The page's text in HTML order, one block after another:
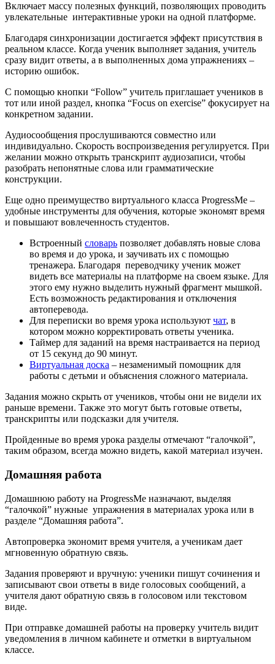
Включает массу полезных функций, позволяющих проводить
увлекательные интерактивные уроки на одной платформе.
Благодаря синхронизации достигается эффект присутствия в
реальном классе. Когда ученик выполняет задания, учитель
сразу видит ответы, а в выполненных дома упражнениях –
историю ошибок.
С помощью кнопки “Follow” учитель приглашает учеников в
тот или иной раздел, кнопка “Focus on exercise” фокусирует на
конкретном задании.
Аудиосообщения прослушиваются совместно или
индивидуально. Скорость воспроизведения регулируется. При
желании можно открыть транскрипт аудиозаписи, чтобы
разобрать непонятные слова или грамматические
конструкции.
Еще одно преимущество виртуального класса ProgressMe –
удобные инструменты для обучения, которые экономят время
и повышают вовлеченность студентов.
Встроенный словарь позволяет добавлять новые слова
во время и до урока, и заучивать их с помощью
тренажера. Благодаря переводчику ученик может
видеть все материалы на платформе на своем языке. Для
этого ему нужно выделить нужный фрагмент мышкой.
Есть возможность редактирования и отключения
автоперевода.
Для переписки во время урока используют чат, в
котором можно корректировать ответы ученика.
Таймер для заданий на время настраивается на период
от 15 секунд до 90 минут.
Виртуальная доска – незаменимый помощник для
работы с детьми и объяснения сложного материала.
Задания можно скрыть от учеников, чтобы они не видели их
раньше времени. Также это могут быть готовые ответы,
транскрипты или подсказки для учителя.
Пройденные во время урока разделы отмечают “галочкой”,
таким образом, всегда можно видеть, какой материал изучен.
Домашняя работа
Домашнюю работу на ProgressMe назначают, выделяя
“галочкой” нужные упражнения в материалах урока или в
разделе “Домашняя работа”.
Автопроверка экономит время учителя, а ученикам дает
мгновенную обратную связь.
Задания проверяют и вручную: ученики пишут сочинения и
записывают свои ответы в виде голосовых сообщений, а
учителя дают обратную связь в голосовом или текстовом
виде.
При отправке домашней работы на проверку учитель видит
уведомления в личном кабинете и отметки в виртуальном
классе.